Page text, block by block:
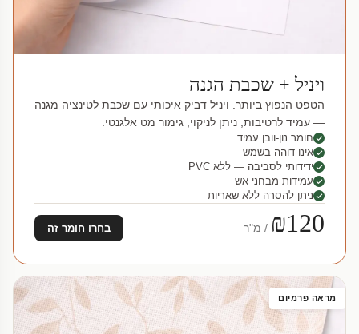
ויניל + שכבת הגנה
הטפט הנפוץ ביותר. ויניל דביק איכותי עם שכבת לטינציה מגנה
— עמיד לרטיבות, ניתן לניקוי, גימור מט אלגנטי.
חומר נון-וובן עמיד
אינו דוהה בשמש
ידידותי לסביבה — ללא PVC
עמידות מבחני אש
ניתן להסרה ללא שאריות
₪120 / מ"ר בחרו חומר זה
מראה פרמיום